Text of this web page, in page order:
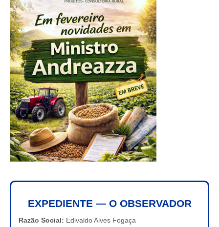
EXPEDIENTE — O OBSERVADOR
Razão Social: Edivaldo Alves Fogaça